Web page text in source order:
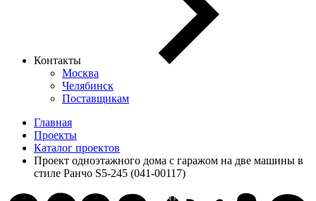
Контакты
Москва
Челябинск
Поставщикам
Главная
Проекты
Каталог проектов
Проект одноэтажного дома с гаражом на две машины в
стиле Ранчо S5-245 (041-00117)